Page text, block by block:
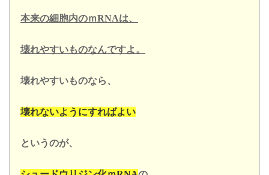
本来の細胞内のｍRNAは、
壊れやすいものなんですよ。
壊れやすいものなら、
壊れないようにすればよい
というのが、